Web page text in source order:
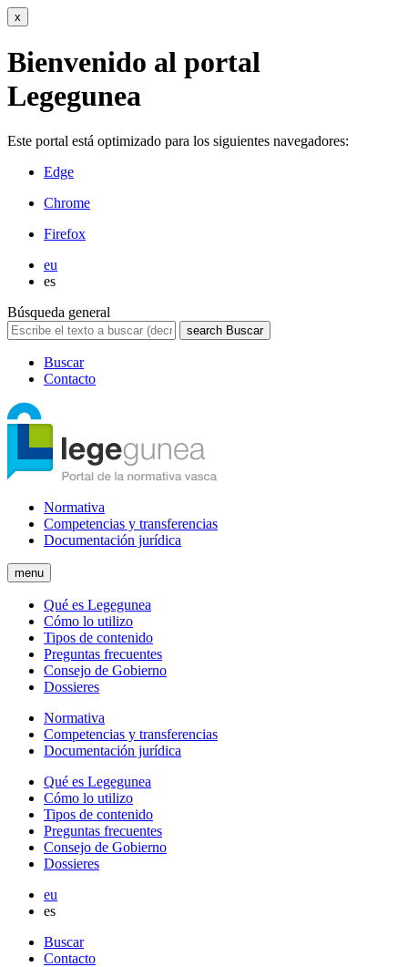
x
Bienvenido al portal
Legegunea
Este portal está optimizado para los siguientes navegadores:
Edge
Chrome
Firefox
eu
es
Búsqueda general
search Buscar
Buscar
Contacto
Normativa
Competencias y transferencias
Documentación jurídica
menu
Qué es Legegunea
Cómo lo utilizo
Tipos de contenido
Preguntas frecuentes
Consejo de Gobierno
Dossieres
Normativa
Competencias y transferencias
Documentación jurídica
Qué es Legegunea
Cómo lo utilizo
Tipos de contenido
Preguntas frecuentes
Consejo de Gobierno
Dossieres
eu
es
Buscar
Contacto